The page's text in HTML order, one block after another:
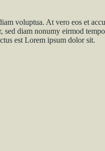
voluptua. At vero eos et
sed diam nonumy eirmod
est Lorem ipsum dolor sit.